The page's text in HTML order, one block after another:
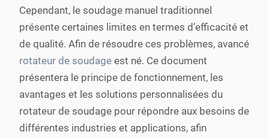
Cependant, le soudage manuel traditionnel
présente certaines limites en termes d’efficacité et
de qualité. Afin de résoudre ces problèmes, avancé
rotateur de soudage est né. Ce document
présentera le principe de fonctionnement, les
avantages et les solutions personnalisées du
rotateur de soudage pour répondre aux besoins de
différentes industries et applications, afin